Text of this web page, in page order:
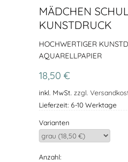
MÄDCHEN
KUNSTDRUCK
HOCHWERTIGER
AQUARELLPAPIER
18,50 €
inkl. MwSt. zzgl.
Lieferzeit: 6-10 Werktage
Varianten
Anzahl: